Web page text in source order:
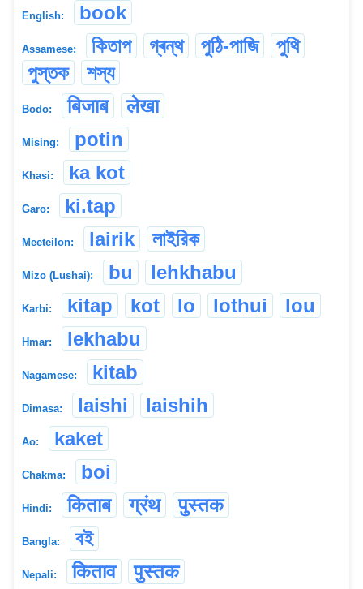
English: book
Assamese: কিতাপ গ্ৰন্থ পুঠি-পাজি
পুথি
পুস্তক
শস্য
Bodo: बिजाब लेखा
Mising: potin
Khasi: ka kot
Garo: ki.tap
Meeteilon: lairik লাইরিক
Mizo (Lushai): bu lehkhabu
Karbi: kitap kot lo lothui lou
Hmar: lekhabu
Nagamese: kitab
Dimasa: laishi laishih
Ao: kaket
Chakma: boi
Hindi: किताब ग्रंथ पुस्तक
Bangla: বই
Nepali: किताव पुस्तक